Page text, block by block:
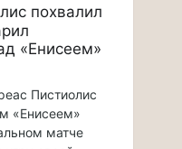
похвалил
«Енисеем»
Пистиолис
«Енисеем»
матче